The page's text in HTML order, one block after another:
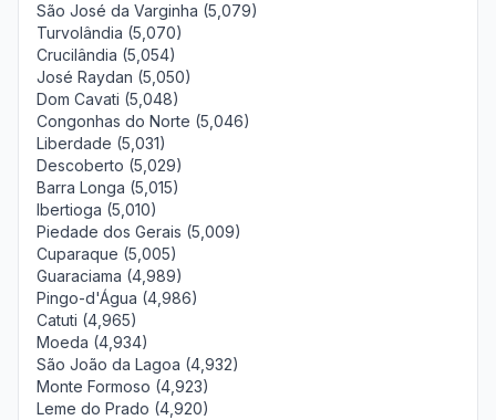
São José da Varginha (5,079)
Turvolândia (5,070)
Crucilândia (5,054)
José Raydan (5,050)
Dom Cavati (5,048)
Congonhas do Norte (5,046)
Liberdade (5,031)
Descoberto (5,029)
Barra Longa (5,015)
Ibertioga (5,010)
Piedade dos Gerais (5,009)
Cuparaque (5,005)
Guaraciama (4,989)
Pingo-d'Água (4,986)
Catuti (4,965)
Moeda (4,934)
São João da Lagoa (4,932)
Monte Formoso (4,923)
Leme do Prado (4,920)